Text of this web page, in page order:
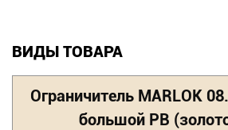
(831)
282-
01-
ВИДЫ ТОВАРА
Ограничитель MARLOK
большой PB